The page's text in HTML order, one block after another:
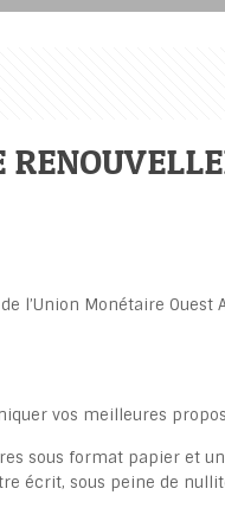
l’Union Monétaire
vos meilleures
sous format papier et
écrit, sous peine de